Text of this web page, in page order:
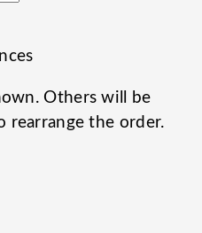
Others will be
rearrange the order.